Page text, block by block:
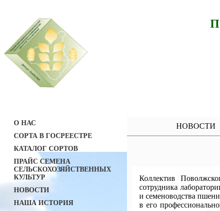
О НАС
СОРТА В ГОСРЕЕСТРЕ
КАТАЛОГ СОРТОВ
ПРАЙС СЕМЕНА
СЕЛЬСКОХОЗЯЙСТВЕННЫХ
КУЛЬТУР
НОВОСТИ
НАША ИСТОРИЯ
НОВОСТИ
Коллектив
сотрудника
и семеноводства
в его